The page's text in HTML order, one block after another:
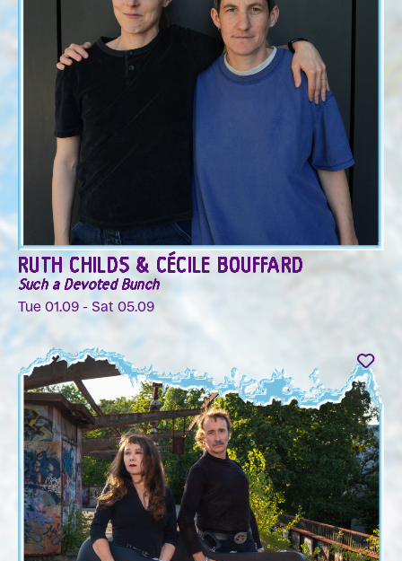
RUTH CHILDS & CÉCILE BOUFFARD
Such a Devoted Bunch
Tue 01.09 - Sat 05.09